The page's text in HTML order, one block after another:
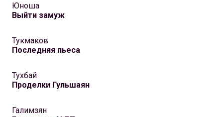
Юноша
Выйти замуж
Тукмаков
Последняя пьеса
Тухбай
Проделки Гульшаян
Галимзян